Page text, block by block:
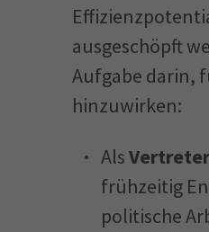
ausgeschöpft
Aufgabe darin,
hinzuwirken:
Als
frühzeitig
politische